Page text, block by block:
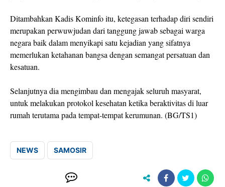
Ditambahkan Kadis Kominfo itu, ketegasan terhadap diri sendiri
merupakan perwuwjudan dari tanggung jawab sebagai warga
negara baik dalam menyikapi satu kejadian yang sifatnya
memerlukan ketahanan bangsa dengan semangat persatuan dan
kesatuan.
Selanjutnya dia mengimbau dan mengajak seluruh masyarat,
untuk melakukan protokol kesehatan ketika beraktivitas di luar
rumah terutama pada tempat-tempat kerumunan. (BG/TS1)
NEWS SAMOSIR